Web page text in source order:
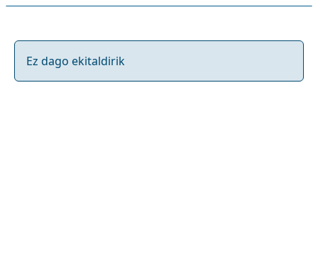
Ez dago ekitaldirik